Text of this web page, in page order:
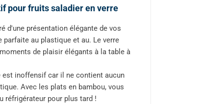
pour fruits saladier en verre
d'une présentation élégante de vos
au plastique et au. Le verre
de plaisir élégants à la table à
est inoffensif car il ne contient aucun
Avec les plats en bambou, vous
réfrigérateur pour plus tard !